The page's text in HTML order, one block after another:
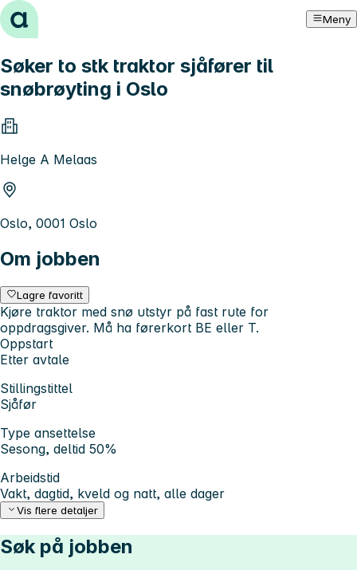
Hopp til innhold Meny
Søker to stk traktor sjåfører til
snøbrøyting i Oslo
Helge A Melaas
Oslo, 0001 Oslo
Om jobben
Lagre favoritt
Kjøre traktor med snø utstyr på fast rute for
oppdragsgiver. Må ha førerkort BE eller T.
Oppstart
Etter avtale
Stillingstittel
Sjåfør
Type ansettelse
Sesong, deltid 50%
Arbeidstid
Vakt, dagtid, kveld og natt, alle dager
Vis flere detaljer
Søk på jobben